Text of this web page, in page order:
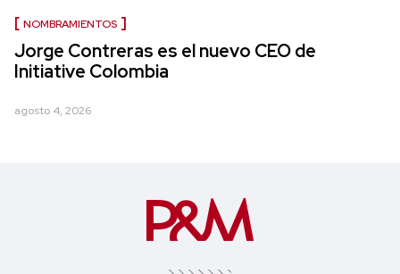
NOMBRAMIENTOS
Jorge Contreras es el nuevo CEO de
Initiative Colombia
agosto 4, 2026